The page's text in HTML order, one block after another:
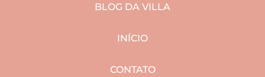
BLOG DA VILLA
INÍCIO
CONTATO